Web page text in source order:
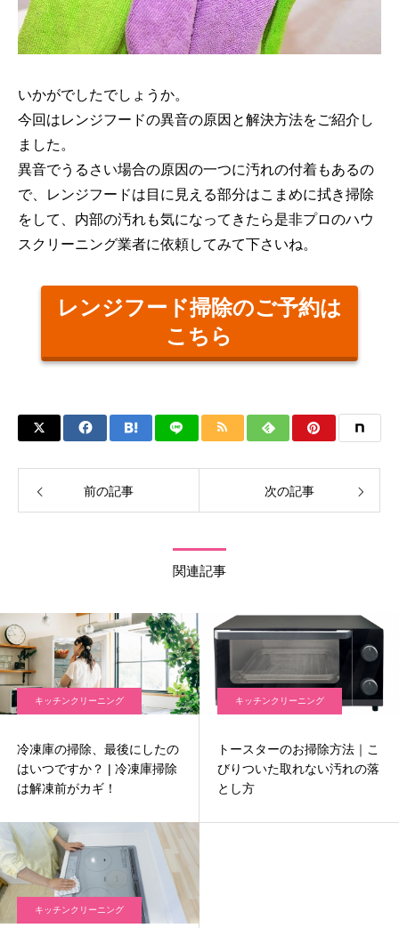
いかがでしたでしょうか。
今回はレンジフードの異音の原因と解決方法をご紹介し
ました。
異音でうるさい場合の原因の一つに汚れの付着もあるの
で、レンジフードは目に見える部分はこまめに拭き掃除
をして、内部の汚れも気になってきたら是非プロのハウ
スクリーニング業者に依頼してみて下さいね。
レンジフード掃除のご予約は
こちら
前の記事 次の記事
関連記事
キッチンクリーニング
冷凍庫の掃除、最後にしたの
はいつですか？ | 冷凍庫掃除
は解凍前がカギ！
キッチンクリーニング
トースターのお掃除方法｜こ
びりついた取れない汚れの落
とし方
キッチンクリーニング